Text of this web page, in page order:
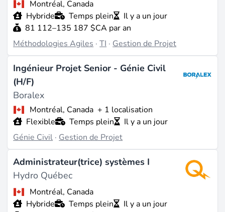
Montréal, Canada
Hybride
Temps plein
Il y a un jour
81 112–135 187 $CA par an
Méthodologies Agiles ·TI · Gestion de Projet
Ingénieur Projet Senior - Génie Civil
(H/F)
Boralex
Montréal, Canada + 1 localisation
Flexible
Temps plein
Il y a un jour
Génie Civil · Gestion de Projet
Administrateur(trice) systèmes I
Hydro Québec
Montréal, Canada
Hybride
Temps plein
Il y a un jour